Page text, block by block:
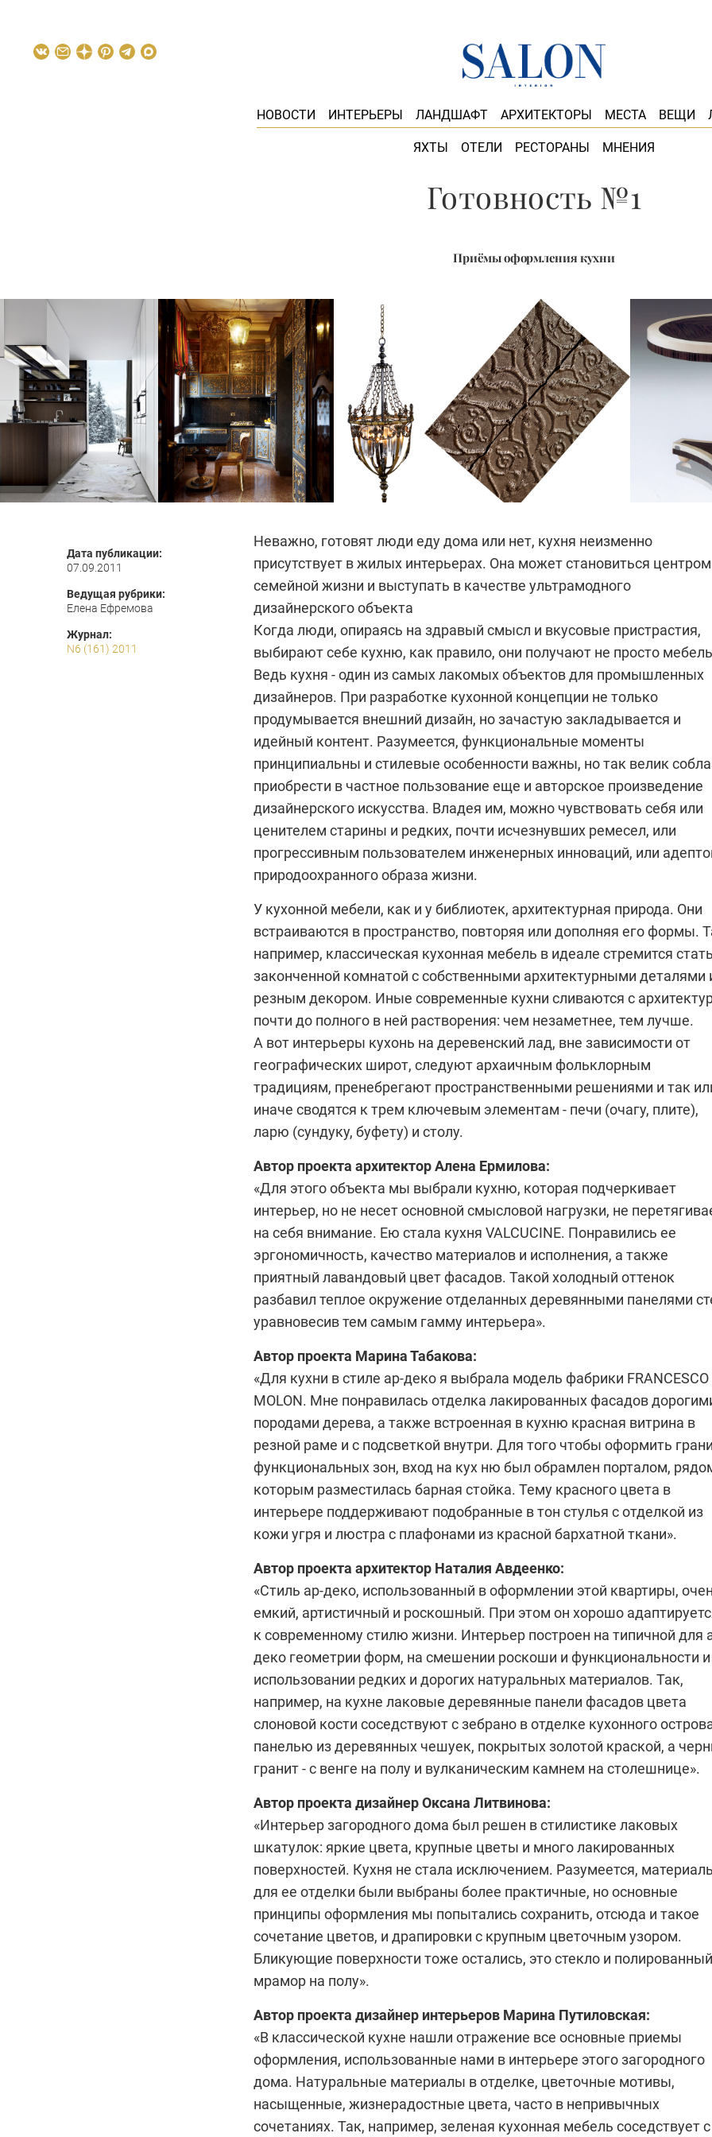
НОВОСТИ ИНТЕРЬЕРЫ ЛАНДШАФТ АРХИТЕКТОРЫ МЕСТА ВЕЩИ
ЯХТЫ ОТЕЛИ РЕСТОРАНЫ МНЕНИЯ
Готовность №1
Приёмы оформления кухни
Дата публикации:
07.09.2011
Ведущая рубрики:
Елена Ефремова
Журнал:
N6 (161) 2011
Неважно, готовят люди еду дома или нет, кухня неизменно
присутствует в жилых интерьерах. Она может становиться центром
семейной жизни и выступать в качестве ультрамодного
дизайнерского объекта
Когда люди, опираясь на здравый смысл и вкусовые пристрастия,
выбирают себе кухню, как правило, они получают не просто
Ведь кухня - один из самых лакомых объектов для промышленных
дизайнеров. При разработке кухонной концепции не только
продумывается внешний дизайн, но зачастую закладывается и
идейный контент. Разумеется, функциональные моменты
принципиальны и стилевые особенности важны, но так велик
приобрести в частное пользование еще и авторское произведение
дизайнерского искусства. Владея им, можно чувствовать себя или
ценителем старины и редких, почти исчезнувших ремесел, или
прогрессивным пользователем инженерных инноваций, или
природоохранного образа жизни.
У кухонной мебели, как и у библиотек, архитектурная природа. Они
встраиваются в пространство, повторяя или дополняя его формы.
например, классическая кухонная мебель в идеале стремится стать
законченной комнатой с собственными архитектурными деталями
резным декором. Иные современные кухни сливаются с
почти до полного в ней растворения: чем незаметнее, тем лучше.
А вот интерьеры кухонь на деревенский лад, вне зависимости от
географических широт, следуют архаичным фольклорным
традициям, пренебрегают пространственными решениями и так
иначе сводятся к трем ключевым элементам - печи (очагу, плите),
ларю (сундуку, буфету) и столу.
Автор проекта архитекторАлена Ермилова:
«Для этого объекта мы выбрали кухню, которая подчеркивает
интерьер, но не несет основной смысловой нагрузки, не
на себя внимание. Ею стала кухня VALCUCINE. Понравились ее
эргономичность, качество материалов и исполнения, а также
приятный лавандовый цвет фасадов. Такой холодный оттенок
разбавил теплое окружение отделанных деревянными панелями
уравновесив тем самым гамму интерьера».
Автор проекта Марина Табакова:
«Для кухни в стиле ар-деко я выбрала модель фабрики FRANCESCO
MOLON. Мне понравилась отделка лакированных фасадов
породами дерева, а также встроенная в кухню красная витрина в
резной раме и с подсветкой внутри. Для того чтобы оформить
функциональных зон, вход на кух ню был обрамлен порталом,
которым разместилась барная стойка. Тему красного цвета в
интерьере поддерживают подобранные в тон стулья с отделкой из
кожи угря и люстра с плафонами из красной бархатной ткани».
Автор проекта архитектор Наталия Авдеенко:
«Стиль ар-деко, использованный в оформлении этой квартиры,
емкий, артистичный и роскошный. При этом он хорошо
к современному стилю жизни. Интерьер построен на типичной для
деко геометрии форм, на смешении роскоши и функциональности и
использовании редких и дорогих натуральных материалов. Так,
например, на кухне лаковые деревянные панели фасадов цвета
слоновой кости соседствуют с зебрано в отделке кухонного
панелью из деревянных чешуек, покрытых золотой краской, а
гранит - с венге на полу и вулканическим камнем на столешнице».
Автор проекта дизайнерОксана Литвинова:
«Интерьер загородного дома был решен в стилистике лаковых
шкатулок: яркие цвета, крупные цветы и много лакированных
поверхностей. Кухня не стала исключением. Разумеется,
для ее отделки были выбраны более практичные, но основные
принципы оформления мы попытались сохранить, отсюда и такое
сочетание цветов, и драпировки с крупным цветочным узором.
Бликующие поверхности тоже остались, это стекло и полированный
мрамор на полу».
Автор проекта дизайнер интерьеров Марина Путиловская:
«В классической кухне нашли отражение все основные приемы
оформления, использованные нами в интерьере этого загородного
дома. Натуральные материалы в отделке, цветочные мотивы,
насыщенные, жизнерадостные цвета, часто в непривычных
сочетаниях. Так, например, зеленая кухонная мебель соседствует с